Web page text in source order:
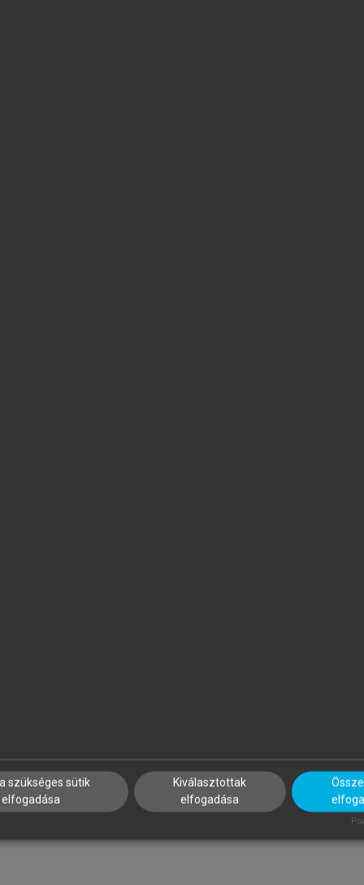
használ. A könyvben ezek közül a néhány
mutatjuk be. Ilyen tájékozottság a diplomás
átadására alkalmas. Mindemellett ajánlhatjuk érdeklődő
rendelkeznek és jártasok az orvostechnikai
zombory-biofizika-es-orvostechnika-alapjai//
szükséges sütik
elfogadása
Kiválasztottak
elfogadása